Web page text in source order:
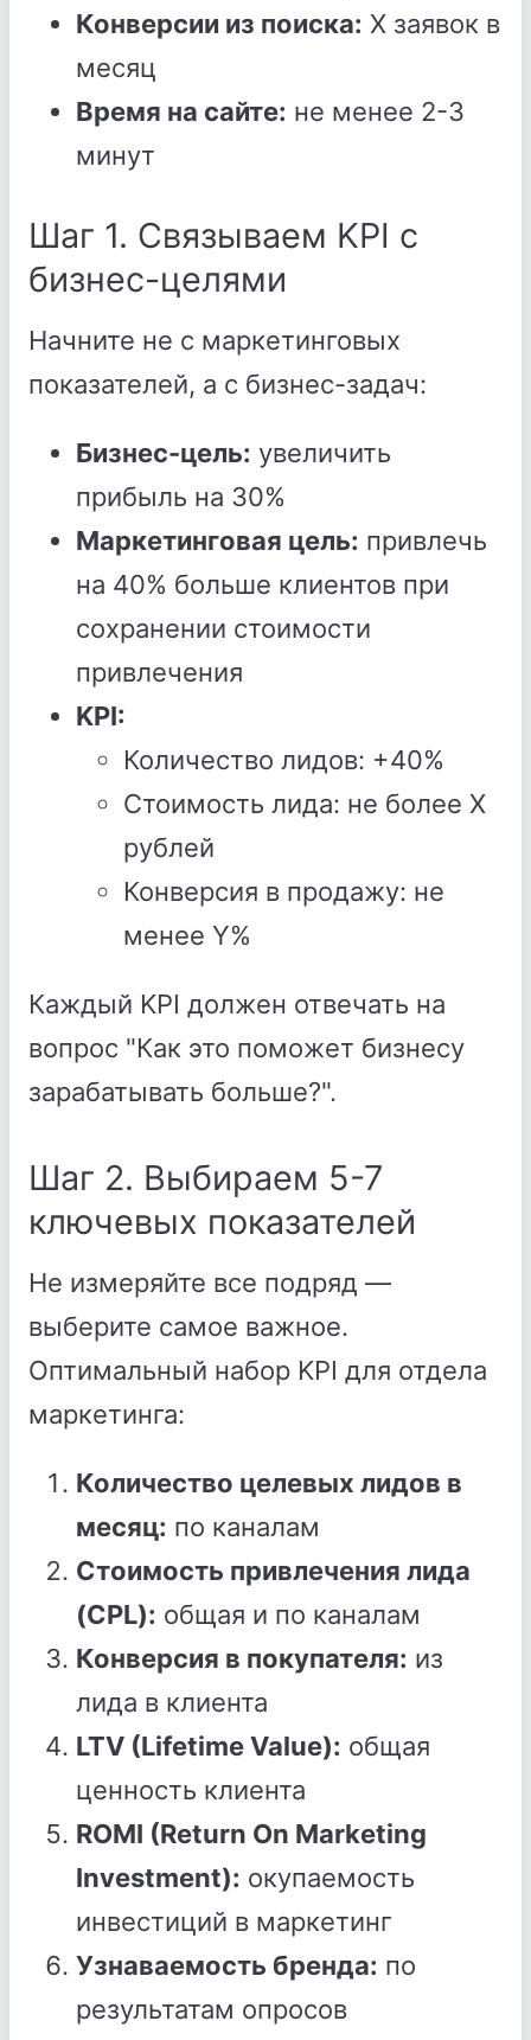
Конверсии из поиска: X заявок в
месяц
Время на сайте: не менее 2-3
минут
Шаг 1. Связываем KPI с
бизнес-целями
Начните не с маркетинговых
показателей, а с бизнес-задач:
Бизнес-цель: увеличить
прибыль на 30%
Маркетинговая цель: привлечь
на 40% больше клиентов при
сохранении стоимости
привлечения
KPI:
Количество лидов: +40%
Стоимость лида: не более X
рублей
Конверсия в продажу: не
менее Y%
Каждый KPI должен отвечать на
вопрос "Как это поможет бизнесу
зарабатывать больше?".
Шаг 2. Выбираем 5-7
ключевых показателей
Не измеряйте все подряд —
выберите самое важное.
Оптимальный набор KPI для отдела
маркетинга:
Количество целевых лидов в
месяц: по каналам
Стоимость привлечения лида
(CPL): общая и по каналам
Конверсия в покупателя: из
лида в клиента
LTV (Lifetime Value): общая
ценность клиента
ROMI (Return On Marketing
Investment): окупаемость
инвестиций в маркетинг
Узнаваемость бренда: по
результатам опросов